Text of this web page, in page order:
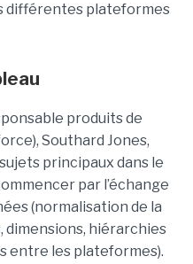
différentes plateformes
produits de
ce), Southard Jones,
principaux dans le
par l ’échange
(normalisation de la
dimensions, hiérarchies
entre les plateformes).